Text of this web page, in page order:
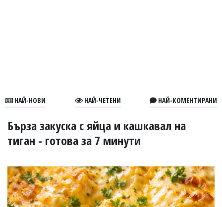
В
УКРАЙНА
РАЗСЛЕДВАНЕ
БИЗНЕС
ЮГ
НАЙ-НОВИ НАЙ-ЧЕТЕНИ НАЙ-КОМЕНТИРАНИ
Бърза закуска с яйца и кашкавал на
тиган - готова за 7 минути